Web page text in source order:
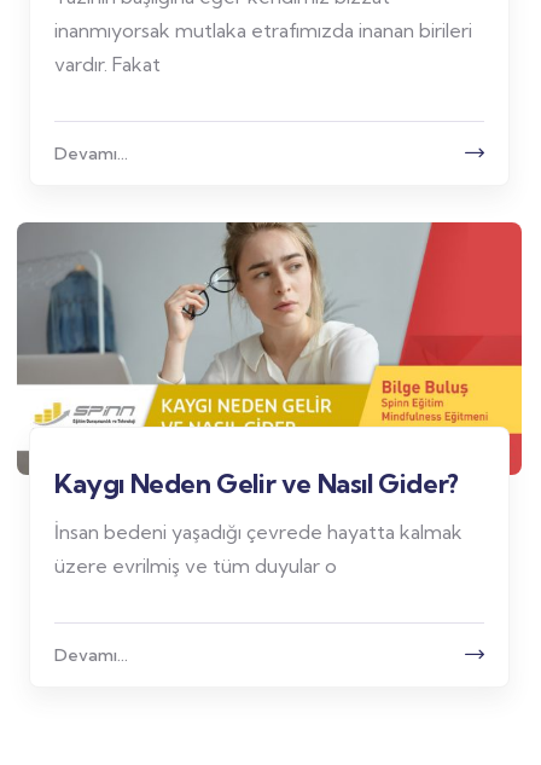
inanmıyorsak mutlaka etrafımızda inanan birileri
vardır. Fakat
Devamı...
Kaygı Neden Gelir ve Nasıl Gider?
İnsan bedeni yaşadığı çevrede hayatta kalmak
üzere evrilmiş ve tüm duyular o
Devamı...